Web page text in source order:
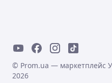
© Prom.ua — маркетплейс
2026